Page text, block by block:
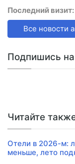
Последний визит:
Все новости
Подпишись
Читайте
Отели в 2026-м:
меньше, лето